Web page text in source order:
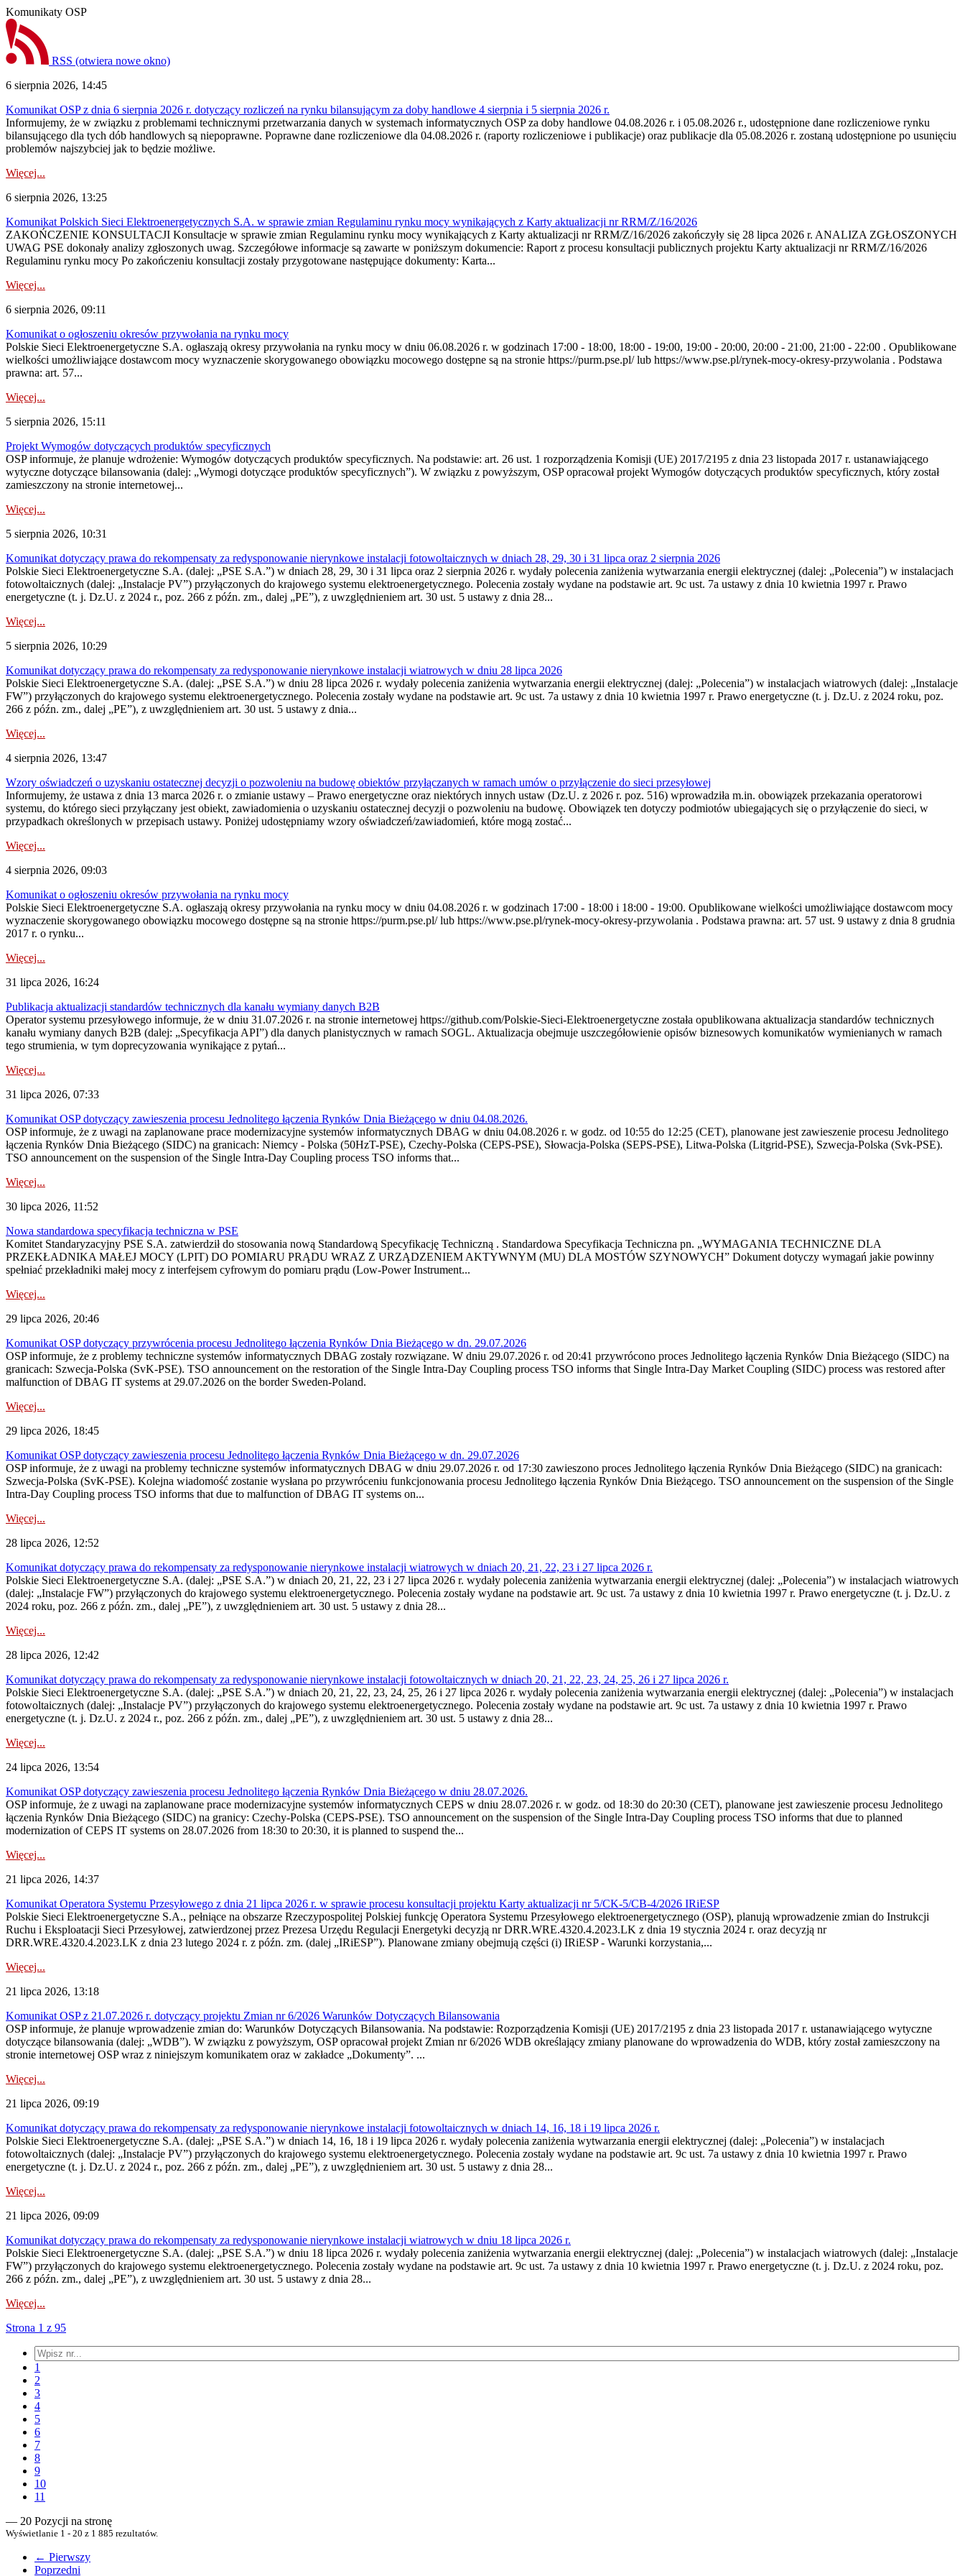
Komunikaty OSP
RSS (otwiera nowe okno)
6 sierpnia 2026, 14:45
Komunikat OSP z dnia 6 sierpnia 2026 r. dotyczący rozliczeń na rynku bilansującym za doby handlowe 4 sierpnia i 5 sierpnia 2026 r.
Informujemy, że w związku z problemami technicznymi przetwarzania danych w systemach informatycznych OSP za doby handlowe 04.08.2026 r. i 05.08.2026 r., udostępnione dane rozliczeniowe rynku
bilansującego dla tych dób handlowych są niepoprawne. Poprawne dane rozliczeniowe dla 04.08.2026 r. (raporty rozliczeniowe i publikacje) oraz publikacje dla 05.08.2026 r. zostaną udostępnione po usunięciu
problemów najszybciej jak to będzie możliwe.
Więcej...
6 sierpnia 2026, 13:25
Komunikat Polskich Sieci Elektroenergetycznych S.A. w sprawie zmian Regulaminu rynku mocy wynikających z Karty aktualizacji nr RRM/Z/16/2026
ZAKOŃCZENIE KONSULTACJI Konsultacje w sprawie zmian Regulaminu rynku mocy wynikających z Karty aktualizacji nr RRM/Z/16/2026 zakończyły się 28 lipca 2026 r. ANALIZA ZGŁOSZONYCH
UWAG PSE dokonały analizy zgłoszonych uwag. Szczegółowe informacje są zawarte w poniższym dokumencie: Raport z procesu konsultacji publicznych projektu Karty aktualizacji nr RRM/Z/16/2026
Regulaminu rynku mocy Po zakończeniu konsultacji zostały przygotowane następujące dokumenty: Karta...
Więcej...
6 sierpnia 2026, 09:11
Komunikat o ogłoszeniu okresów przywołania na rynku mocy
Polskie Sieci Elektroenergetyczne S.A. ogłaszają okresy przywołania na rynku mocy w dniu 06.08.2026 r. w godzinach 17:00 - 18:00, 18:00 - 19:00, 19:00 - 20:00, 20:00 - 21:00, 21:00 - 22:00 . Opublikowane
wielkości umożliwiające dostawcom mocy wyznaczenie skorygowanego obowiązku mocowego dostępne są na stronie https://purm.pse.pl/ lub https://www.pse.pl/rynek-mocy-okresy-przywolania . Podstawa
prawna: art. 57...
Więcej...
5 sierpnia 2026, 15:11
Projekt Wymogów dotyczących produktów specyficznych
OSP informuje, że planuje wdrożenie: Wymogów dotyczących produktów specyficznych. Na podstawie: art. 26 ust. 1 rozporządzenia Komisji (UE) 2017/2195 z dnia 23‍ listopada 2017 r. ustanawiającego
wytyczne dotyczące bilansowania (dalej: „Wymogi dotyczące produktów specyficznych”). W związku z powyższym, OSP opracował projekt Wymogów dotyczących produktów specyficznych, który został
zamieszczony na stronie internetowej...
Więcej...
5 sierpnia 2026, 10:31
Komunikat dotyczący prawa do rekompensaty za redysponowanie nierynkowe instalacji fotowoltaicznych w dniach 28, 29, 30 i 31 lipca oraz 2 sierpnia 2026
Polskie Sieci Elektroenergetyczne S.A. (dalej: „PSE S.A.”) w dniach 28, 29, 30 i 31 lipca oraz 2 sierpnia 2026 r. wydały polecenia zaniżenia wytwarzania energii elektrycznej (dalej: „Polecenia”) w instalacjach
fotowoltaicznych (dalej: „Instalacje PV”) przyłączonych do krajowego systemu elektroenergetycznego. Polecenia zostały wydane na podstawie art. 9c ust. 7a ustawy z dnia 10 kwietnia 1997 r. Prawo
energetyczne (t. j. Dz.U. z 2024 r., poz. 266 z późn. zm., dalej „PE”), z uwzględnieniem art. 30 ust. 5 ustawy z dnia 28...
Więcej...
5 sierpnia 2026, 10:29
Komunikat dotyczący prawa do rekompensaty za redysponowanie nierynkowe instalacji wiatrowych w dniu 28 lipca 2026
Polskie Sieci Elektroenergetyczne S.A. (dalej: „PSE S.A.”) w dniu 28 lipca 2026 r. wydały polecenia zaniżenia wytwarzania energii elektrycznej (dalej: „Polecenia”) w instalacjach wiatrowych (dalej: „Instalacje
FW”) przyłączonych do krajowego systemu elektroenergetycznego. Polecenia zostały wydane na podstawie art. 9c ust. 7a ustawy z dnia 10 kwietnia 1997 r. Prawo energetyczne (t. j. Dz.U. z 2024 roku, poz.
266 z późn. zm., dalej „PE”), z uwzględnieniem art. 30 ust. 5 ustawy z dnia...
Więcej...
4 sierpnia 2026, 13:47
Wzory oświadczeń o uzyskaniu ostatecznej decyzji o pozwoleniu na budowę obiektów przyłączanych w ramach umów o przyłączenie do sieci przesyłowej
Informujemy, że ustawa z dnia 13 marca 2026 r. o zmianie ustawy – Prawo energetyczne oraz niektórych innych ustaw (Dz.U. z 2026 r. poz. 516) wprowadziła m.in. obowiązek przekazania operatorowi
systemu, do którego sieci przyłączany jest obiekt, zawiadomienia o uzyskaniu ostatecznej decyzji o pozwoleniu na budowę. Obowiązek ten dotyczy podmiotów ubiegających się o przyłączenie do sieci, w
przypadkach określonych w przepisach ustawy. Poniżej udostępniamy wzory oświadczeń/zawiadomień, które mogą zostać...
Więcej...
4 sierpnia 2026, 09:03
Komunikat o ogłoszeniu okresów przywołania na rynku mocy
Polskie Sieci Elektroenergetyczne S.A. ogłaszają okresy przywołania na rynku mocy w dniu 04.08.2026 r. w godzinach 17:00 - 18:00 i 18:00 - 19:00. Opublikowane wielkości umożliwiające dostawcom mocy
wyznaczenie skorygowanego obowiązku mocowego dostępne są na stronie https://purm.pse.pl/ lub https://www.pse.pl/rynek-mocy-okresy-przywolania . Podstawa prawna: art. 57 ust. 9 ustawy z dnia 8 grudnia
2017 r. o rynku...
Więcej...
31 lipca 2026, 16:24
Publikacja aktualizacji standardów technicznych dla kanału wymiany danych B2B
Operator systemu przesyłowego informuje, że w dniu 31.07.2026 r. na stronie internetowej https://github.com/Polskie-Sieci-Elektroenergetyczne została opublikowana aktualizacja standardów technicznych
kanału wymiany danych B2B (dalej: „Specyfikacja API”) dla danych planistycznych w ramach SOGL. Aktualizacja obejmuje uszczegółowienie opisów biznesowych komunikatów wymienianych w ramach
tego strumienia, w tym doprecyzowania wynikające z pytań...
Więcej...
31 lipca 2026, 07:33
Komunikat OSP dotyczący zawieszenia procesu Jednolitego łączenia Rynków Dnia Bieżącego w dniu 04.08.2026.
OSP informuje, że z uwagi na zaplanowane prace modernizacyjne systemów informatycznych DBAG w dniu 04.08.2026 r. w godz. od 10:55 do 12:25 (CET), planowane jest zawieszenie procesu Jednolitego
łączenia Rynków Dnia Bieżącego (SIDC) na granicach: Niemcy - Polska (50HzT-PSE), Czechy-Polska (CEPS-PSE), Słowacja-Polska (SEPS-PSE), Litwa-Polska (Litgrid-PSE), Szwecja-Polska (Svk-PSE).
TSO announcement on the suspension of the Single Intra-Day Coupling process TSO informs that...
Więcej...
30 lipca 2026, 11:52
Nowa standardowa specyfikacja techniczna w PSE
Komitet Standaryzacyjny PSE S.A. zatwierdził do stosowania nową Standardową Specyfikację Techniczną . Standardowa Specyfikacja Techniczna pn. „WYMAGANIA TECHNICZNE DLA
PRZEKŁADNIKA MAŁEJ MOCY (LPIT) DO POMIARU PRĄDU WRAZ Z URZĄDZENIEM AKTYWNYM (MU) DLA MOSTÓW SZYNOWYCH” Dokument dotyczy wymagań jakie powinny
spełniać przekładniki małej mocy z interfejsem cyfrowym do pomiaru prądu (Low-Power Instrument...
Więcej...
29 lipca 2026, 20:46
Komunikat OSP dotyczący przywrócenia procesu Jednolitego łączenia Rynków Dnia Bieżącego w dn. 29.07.2026
OSP informuje, że z problemy techniczne systemów informatycznych DBAG zostały rozwiązane. W dniu 29.07.2026 r. od 20:41 przywrócono proces Jednolitego łączenia Rynków Dnia Bieżącego (SIDC) na
granicach: Szwecja-Polska (SvK-PSE). TSO announcement on the restoration of the Single Intra-Day Coupling process TSO informs that Single Intra-Day Market Coupling (SIDC) process was restored after
malfunction of DBAG IT systems at 29.07.2026 on the border Sweden-Poland.
Więcej...
29 lipca 2026, 18:45
Komunikat OSP dotyczący zawieszenia procesu Jednolitego łączenia Rynków Dnia Bieżącego w dn. 29.07.2026
OSP informuje, że z uwagi na problemy techniczne systemów informatycznych DBAG w dniu 29.07.2026 r. od 17:30 zawieszono proces Jednolitego łączenia Rynków Dnia Bieżącego (SIDC) na granicach:
Szwecja-Polska (SvK-PSE). Kolejna wiadomość zostanie wysłana po przywróceniu funkcjonowania procesu Jednolitego łączenia Rynków Dnia Bieżącego. TSO announcement on the suspension of the Single
Intra-Day Coupling process TSO informs that due to malfunction of DBAG IT systems on...
Więcej...
28 lipca 2026, 12:52
Komunikat dotyczący prawa do rekompensaty za redysponowanie nierynkowe instalacji wiatrowych w dniach 20, 21, 22, 23 i 27 lipca 2026 r.
Polskie Sieci Elektroenergetyczne S.A. (dalej: „PSE S.A.”) w dniach 20, 21, 22, 23 i 27 lipca 2026 r. wydały polecenia zaniżenia wytwarzania energii elektrycznej (dalej: „Polecenia”) w instalacjach wiatrowych
(dalej: „Instalacje FW”) przyłączonych do krajowego systemu elektroenergetycznego. Polecenia zostały wydane na podstawie art. 9c ust. 7a ustawy z dnia 10 kwietnia 1997 r. Prawo energetyczne (t. j. Dz.U. z
2024 roku, poz. 266 z późn. zm., dalej „PE”), z uwzględnieniem art. 30 ust. 5 ustawy z dnia 28...
Więcej...
28 lipca 2026, 12:42
Komunikat dotyczący prawa do rekompensaty za redysponowanie nierynkowe instalacji fotowoltaicznych w dniach 20, 21, 22, 23, 24, 25, 26 i 27 lipca 2026 r.
Polskie Sieci Elektroenergetyczne S.A. (dalej: „PSE S.A.”) w dniach 20, 21, 22, 23, 24, 25, 26 i 27 lipca 2026 r. wydały polecenia zaniżenia wytwarzania energii elektrycznej (dalej: „Polecenia”) w instalacjach
fotowoltaicznych (dalej: „Instalacje PV”) przyłączonych do krajowego systemu elektroenergetycznego. Polecenia zostały wydane na podstawie art. 9c ust. 7a ustawy z dnia 10 kwietnia 1997 r. Prawo
energetyczne (t. j. Dz.U. z 2024 r., poz. 266 z późn. zm., dalej „PE”), z uwzględnieniem art. 30 ust. 5 ustawy z dnia 28...
Więcej...
24 lipca 2026, 13:54
Komunikat OSP dotyczący zawieszenia procesu Jednolitego łączenia Rynków Dnia Bieżącego w dniu 28.07.2026.
OSP informuje, że z uwagi na zaplanowane prace modernizacyjne systemów informatycznych CEPS w dniu 28.07.2026 r. w godz. od 18:30 do 20:30 (CET), planowane jest zawieszenie procesu Jednolitego
łączenia Rynków Dnia Bieżącego (SIDC) na granicy: Czechy-Polska (CEPS-PSE). TSO announcement on the suspension of the Single Intra-Day Coupling process TSO informs that due to planned
modernization of CEPS IT systems on 28.07.2026 from 18:30 to 20:30, it is planned to suspend the...
Więcej...
21 lipca 2026, 14:37
Komunikat Operatora Systemu Przesyłowego z dnia 21 lipca 2026 r. w sprawie procesu konsultacji projektu Karty aktualizacji nr 5/CK-5/CB-4/2026 IRiESP
Polskie Sieci Elektroenergetyczne S.A., pełniące na obszarze Rzeczypospolitej Polskiej funkcję Operatora Systemu Przesyłowego elektroenergetycznego (OSP), planują wprowadzenie zmian do Instrukcji
Ruchu i Eksploatacji Sieci Przesyłowej, zatwierdzonej przez Prezesa Urzędu Regulacji Energetyki decyzją nr DRR.WRE.4320.4.2023.LK z dnia 19 stycznia 2024 r. oraz decyzją nr
DRR.WRE.4320.4.2023.LK z dnia 23 lutego 2024 r. z późn. zm. (dalej „IRiESP”). Planowane zmiany obejmują części (i) IRiESP - Warunki korzystania,...
Więcej...
21 lipca 2026, 13:18
Komunikat OSP z 21.07.2026 r. dotyczący projektu Zmian nr 6/2026 Warunków Dotyczących Bilansowania
OSP informuje, że planuje wprowadzenie zmian do: Warunków Dotyczących Bilansowania. Na podstawie: Rozporządzenia Komisji (UE) 2017/2195 z dnia 23‍ listopada 2017 r. ustanawiającego wytyczne
dotyczące bilansowania (dalej: „WDB”). W związku z powyższym, OSP opracował projekt Zmian nr 6/2026 WDB określający zmiany planowane do wprowadzenia do WDB, który został zamieszczony na
stronie internetowej OSP wraz z niniejszym komunikatem oraz w zakładce „Dokumenty”. ...
Więcej...
21 lipca 2026, 09:19
Komunikat dotyczący prawa do rekompensaty za redysponowanie nierynkowe instalacji fotowoltaicznych w dniach 14, 16, 18 i 19 lipca 2026 r.
Polskie Sieci Elektroenergetyczne S.A. (dalej: „PSE S.A.”) w dniach 14, 16, 18 i 19 lipca 2026 r. wydały polecenia zaniżenia wytwarzania energii elektrycznej (dalej: „Polecenia”) w instalacjach
fotowoltaicznych (dalej: „Instalacje PV”) przyłączonych do krajowego systemu elektroenergetycznego. Polecenia zostały wydane na podstawie art. 9c ust. 7a ustawy z dnia 10 kwietnia 1997 r. Prawo
energetyczne (t. j. Dz.U. z 2024 r., poz. 266 z późn. zm., dalej „PE”), z uwzględnieniem art. 30 ust. 5 ustawy z dnia 28...
Więcej...
21 lipca 2026, 09:09
Komunikat dotyczący prawa do rekompensaty za redysponowanie nierynkowe instalacji wiatrowych w dniu 18 lipca 2026 r.
Polskie Sieci Elektroenergetyczne S.A. (dalej: „PSE S.A.”) w dniu 18 lipca 2026 r. wydały polecenia zaniżenia wytwarzania energii elektrycznej (dalej: „Polecenia”) w instalacjach wiatrowych (dalej: „Instalacje
FW”) przyłączonych do krajowego systemu elektroenergetycznego. Polecenia zostały wydane na podstawie art. 9c ust. 7a ustawy z dnia 10 kwietnia 1997 r. Prawo energetyczne (t. j. Dz.U. z 2024 roku, poz.
266 z późn. zm., dalej „PE”), z uwzględnieniem art. 30 ust. 5 ustawy z dnia 28...
Więcej...
Strona 1 z 95
1
2
3
4
5
6
7
8
9
10
11
— 20 Pozycji na stronę
Wyświetlanie 1 - 20 z 1 885 rezultatów.
← Pierwszy
Poprzedni